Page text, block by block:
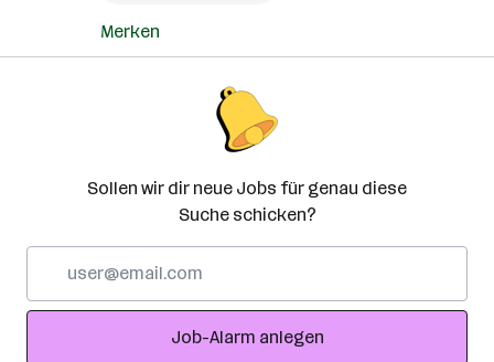
Merken
Sollen wir dir neue Jobs für genau diese
Suche schicken?
Adresse
Job-Alarm anlegen